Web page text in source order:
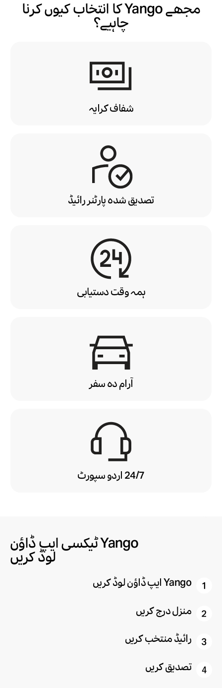
مجھے Yango کا انتخاب کیوں کرنا
چاہیے؟
شفاف کرایہ
تصدیق شدہ پارٹنر رائیڈ
ہمہ وقت دستیابی
آرام دہ سفر
24/7 اردو سپورٹ
Yango ٹیکسی ایپ ڈاؤن
لوڈ کریں
Yango ایپ ڈاؤن لوڈ کریں
منزل درج کریں
رائیڈ منتخب کریں
تصدیق کریں
ایپ حاصل کریں